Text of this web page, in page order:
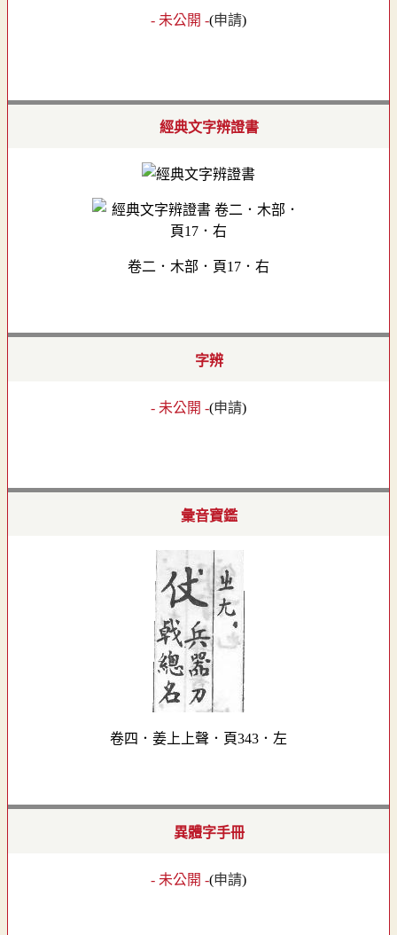
- 未公開 -(申請)
經典文字辨證書
卷二．木部．頁17．右
字辨
- 未公開 -(申請)
彙音寶鑑
卷四．姜上上聲．頁343．左
異體字手冊
- 未公開 -(申請)